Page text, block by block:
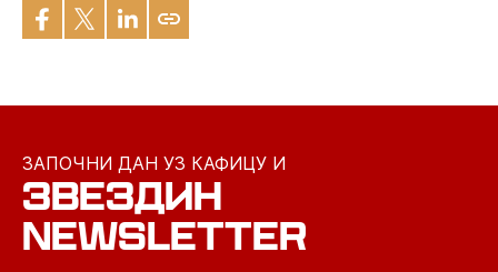
ЗАПОЧНИ ДАН УЗ КАФИЦУ И
ЗВЕЗДИН
NEWSLETTER